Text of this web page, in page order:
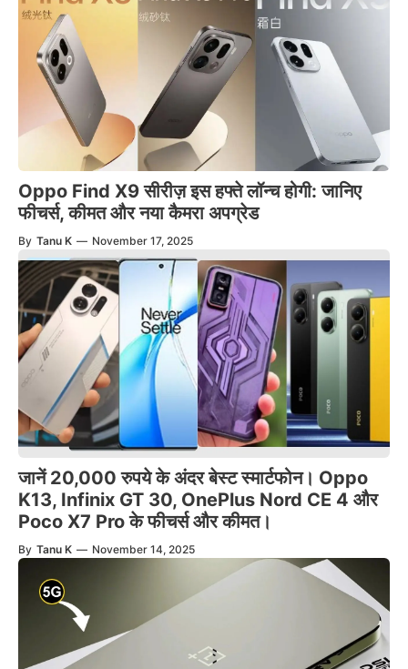
Oppo Find X9 सीरीज़ इस हफ्ते लॉन्च होगी: जानिए
फीचर्स, कीमत और नया कैमरा अपग्रेड
By Tanu K — November 17, 2025
जानें 20,000 रुपये के अंदर बेस्ट स्मार्टफोन। Oppo
K13, Infinix GT 30, OnePlus Nord CE 4 और
Poco X7 Pro के फीचर्स और कीमत।
By Tanu K — November 14, 2025